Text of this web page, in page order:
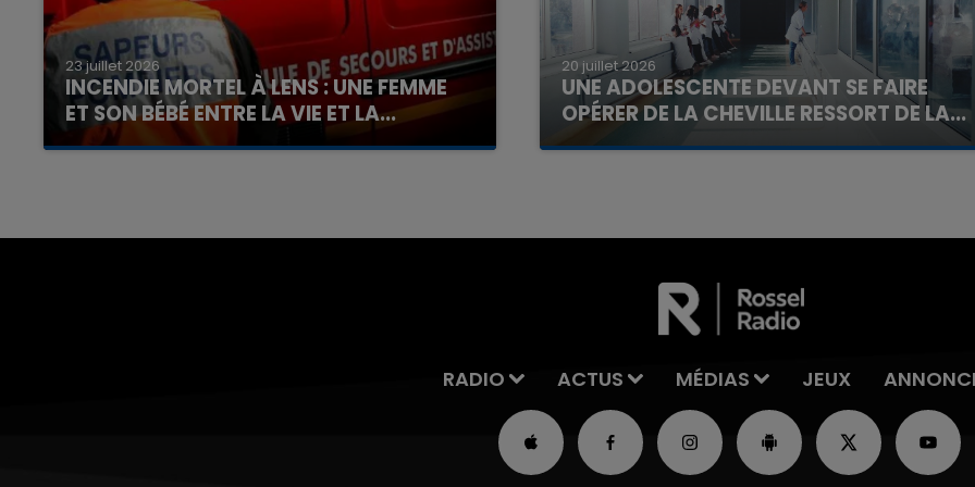
23 juillet 2026
INCENDIE MORTEL À LENS : UNE FEMME
ET SON BÉBÉ ENTRE LA VIE ET LA...
Un homme s'est immolé par le feu après avoir
20 juillet 2026
UNE ADOLESCENTE DEVANT SE FAIRE
OPÉRER DE LA CHEVILLE RESSORT DE LA...
La famille a porté plainte contre la clinique qui a
RADIO ACTUS MÉDIAS JEUX